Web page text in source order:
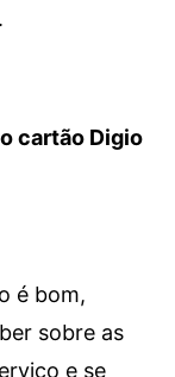
cartão Digio
é bom,
sobre as
e se